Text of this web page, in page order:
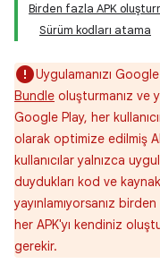
Birden fazla APK
Sürüm kodları atama
Uygulamanızı
Bundle oluşturmanız ve
Google Play, her
olarak optimize edilmiş
kullanıcılar yalnızca
duydukları kod ve
yayınlamıyorsanız
her APK'yı kendiniz
gerekir.